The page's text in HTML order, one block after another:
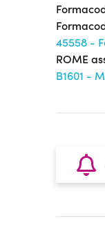
45558 -
ROME
B1601 -